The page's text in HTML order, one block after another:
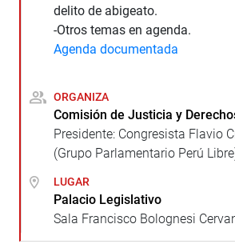
delito de abigeato.
-Otros temas en agenda.
Agenda documentada
ORGANIZA
Comisión de Justicia y
Presidente: Congresista Flavio
(Grupo Parlamentario Perú
LUGAR
Palacio Legislativo
Sala Francisco Bolognesi